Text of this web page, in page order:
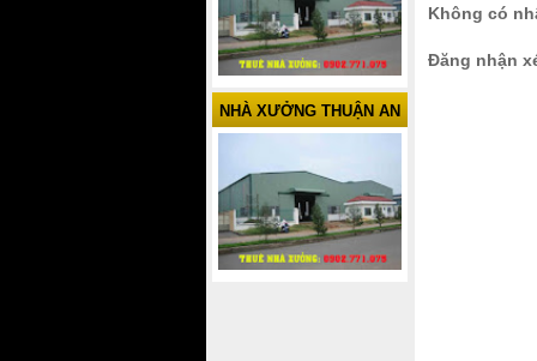
Không có
Đăng nhận
NHÀ XƯỞNG THUẬN AN